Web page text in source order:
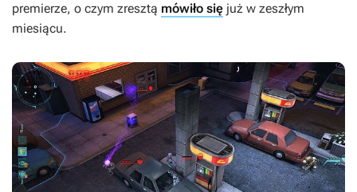
premierze, o czym zresztą mówiło się już w zeszłym
miesiącu.